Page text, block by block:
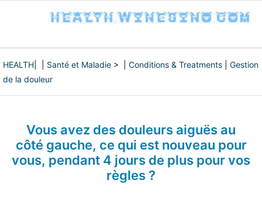
HEALTH Santé et Maladie > | Conditions & Treatments
Gestion
de la douleur
Vous avez des douleurs aiguës au
côté gauche, ce qui est nouveau pour
vous, pendant 4 jours de plus pour vos
règles ?